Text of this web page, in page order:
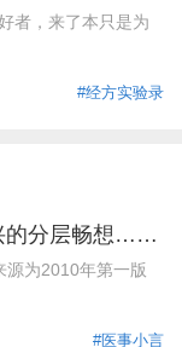
者，来了本只是为
#经方实验录
的分层畅想……
为2010年第一版
#医事小言